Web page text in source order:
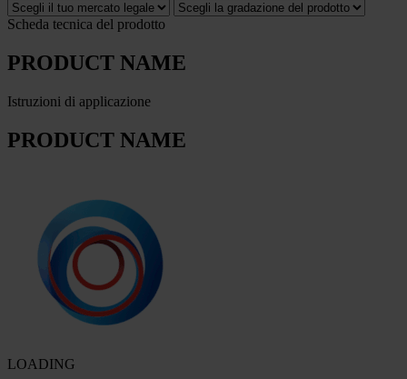
Scheda tecnica del prodotto
PRODUCT NAME
Istruzioni di applicazione
PRODUCT NAME
LOADING